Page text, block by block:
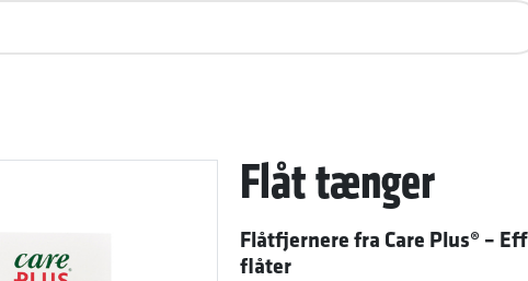
Flåt tænger
Flåtfjernere fra Care Plus® –
flåter